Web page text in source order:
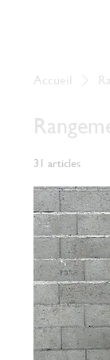
Accueil
31 articles